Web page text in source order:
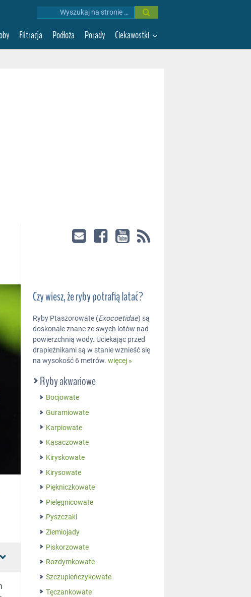
Filtracja Podłoża Porady Ciekawostki
Wyniki
Czy wiesz, że ryby potrafią latać?
Ryby Ptaszorowate (Exocoetidae) są
doskonale znane ze swych lotów nad
powierzchnią wody. Uciekając przed
drapieżnikami są w stanie wznieść się
na wysokość 6 metrów. więcej »
Ryby akwariowe
Bocjowate
Guramiowate
Karpiowate
Kąsaczowate
Kiryskowate
Kirysowate
Piękniczkowate
Pielęgnicowate
Pyszczaki
Ziemiojady
Piskorzowate
Rozdymkowate
Szczupieńczykowate
Tęczankowate